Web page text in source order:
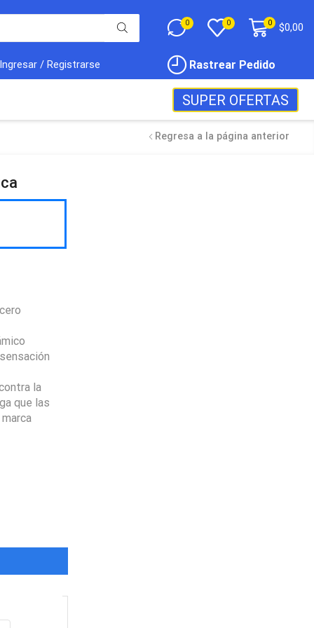
0 0 0 $0,00
Ingresar / Registrarse Rastrear Pedido
SUPER OFERTAS
Regresa a la página anterior
la
que las